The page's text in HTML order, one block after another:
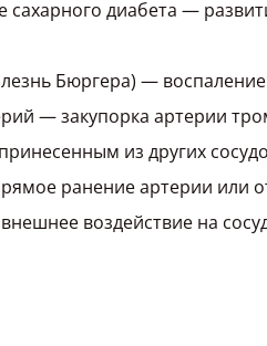
диабета —
Бюргера) —
— закупорка артерии
из других
ранение артерии или
воздействие на